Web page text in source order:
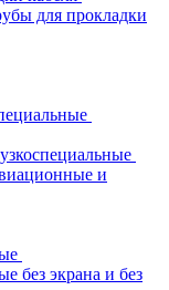
для прокладки
и
без экрана и без